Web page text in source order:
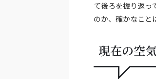
て後ろを振り返っ
のか、確かなこと
現在の空